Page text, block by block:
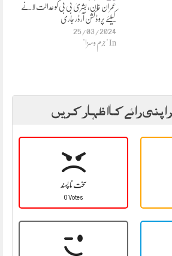
عمران خان، بشریٰ بی بی کو عدالت لانے
کیلئے پروڈکشن آرڈر جاری
25/03/2024
In "جرم وسزا"
رائے کا اظہار کریں
سخت نا پسند
0 Votes